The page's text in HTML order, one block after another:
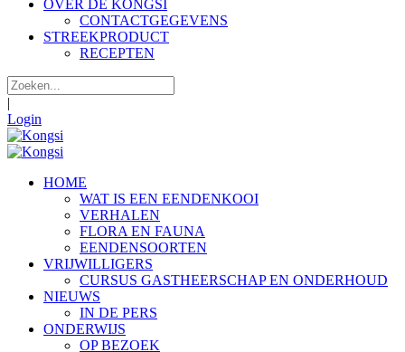
OVER DE KONGSI
CONTACTGEGEVENS
STREEKPRODUCT
RECEPTEN
|
Login
HOME
WAT IS EEN EENDENKOOI
VERHALEN
FLORA EN FAUNA
EENDENSOORTEN
VRIJWILLIGERS
CURSUS GASTHEERSCHAP EN ONDERHOUD
NIEUWS
IN DE PERS
ONDERWIJS
OP BEZOEK